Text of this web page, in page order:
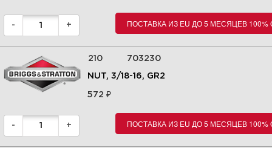
- + ПОСТАВКА ИЗ EU ДО 5 МЕСЯЦЕВ
210 703230
NUT, 3/18-16, GR2
572₽
- + ПОСТАВКА ИЗ EU ДО 5 МЕСЯЦЕВ